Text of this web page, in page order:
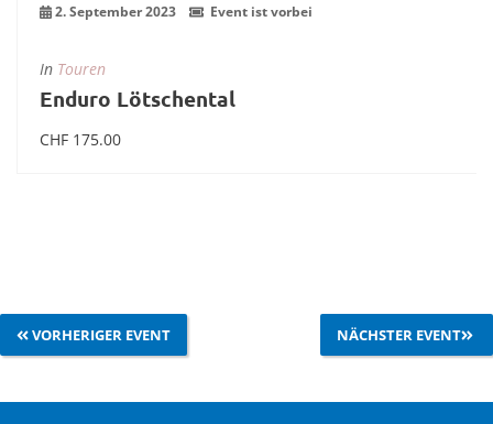
2. September 2023 Event ist vorbei
In Touren
Enduro Lötschental
CHF 175.00
VORHERIGER EVENT NÄCHSTER EVENT